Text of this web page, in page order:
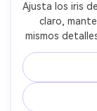
Ajusta los iris
claro,
mismos
la